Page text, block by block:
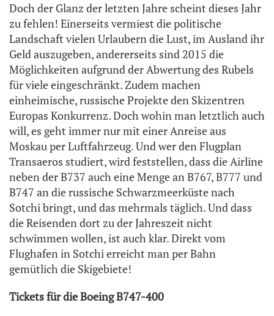
Doch der Glanz der letzten Jahre scheint dieses Jahr
zu fehlen! Einerseits vermiest die politische
Landschaft vielen Urlaubern die Lust, im Ausland ihr
Geld auszugeben, andererseits sind 2015 die
Möglichkeiten aufgrund der Abwertung des Rubels
für viele eingeschränkt. Zudem machen
einheimische, russische Projekte den Skizentren
Europas Konkurrenz. Doch wohin man letztlich auch
will, es geht immer nur mit einer Anreise aus
Moskau per Luftfahrzeug. Und wer den Flugplan
Transaeros studiert, wird feststellen, dass die Airline
neben der B737 auch eine Menge an B767, B777 und
B747 an die russische Schwarzmeerküste nach
Sotchi bringt, und das mehrmals täglich. Und dass
die Reisenden dort zu der Jahreszeit nicht
schwimmen wollen, ist auch klar. Direkt vom
Flughafen in Sotchi erreicht man per Bahn
gemütlich die Skigebiete!
Tickets für die Boeing B747-400